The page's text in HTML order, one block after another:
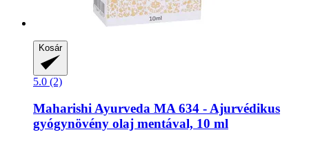
Kosár
5.0 (2)
Maharishi Ayurveda MA 634 -​ Ajurvédikus
gyógynövény olaj mentával, 10 ml